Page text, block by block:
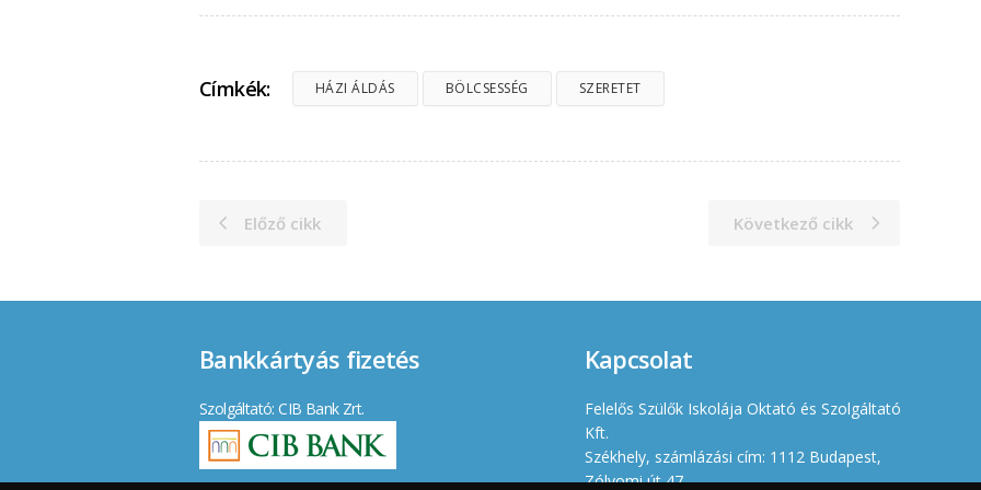
Címkék: HÁZI ÁLDÁS BÖLCSESSÉG SZERETET
Előző cikk Következő cikk
Bankkártyás fizetés
Szolgáltató: CIB Bank Zrt.
Kapcsolat
Felelős Szülők Iskolája Oktató és Szolgáltató
Kft.
Székhely, számlázási cím: 1112 Budapest,
Zólyomi út 47.